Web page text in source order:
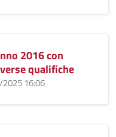
2016 con
qualifiche
16:06